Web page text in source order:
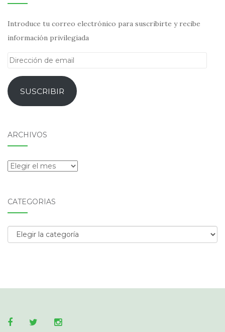
Introduce tu correo electrónico para suscribirte y recibe
información privilegiada
Dirección
emailSUSCRIBIR
ARCHIVOS
Archivos
CATEGORÍAS
Categorías